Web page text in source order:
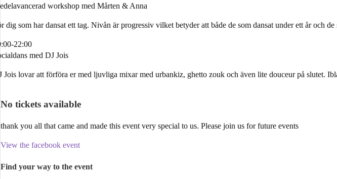
workshop med Mårten & Anna
dig som har dansat ett tag. Nivån är progressiv vilket betyder att både de som dansat under ett år och
22:00
med DJ Jois
Jois lovar att förföra er med ljuvliga mixar med urbankiz, ghetto zouk och även lite douceur på slutet.
No tickets available
thank you all that came and made this event very special to us. Please join us for future events
View the facebook event
Find your way to the event